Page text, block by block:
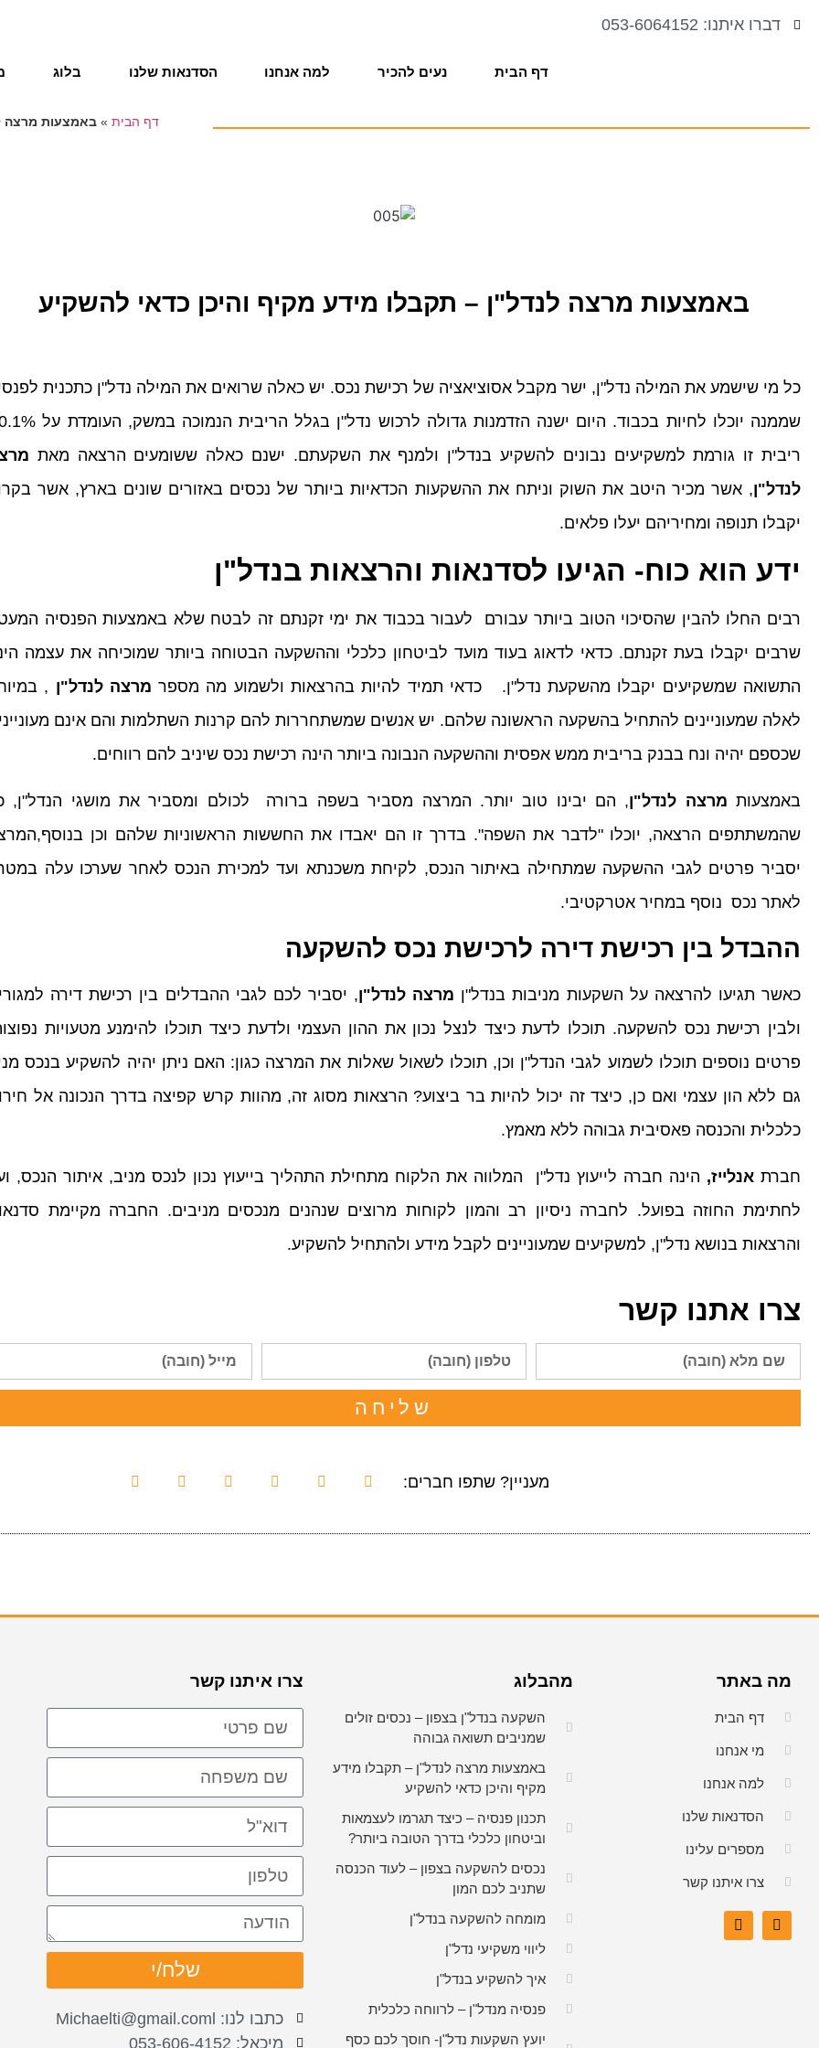
דברו איתנו: 053-6064152
דף הבית נעים להכיר למה אנחנו הסדנאות שלנו בלוג
דף הבית» באמצעות מרצה
באמצעות מרצה לנדל"ן – תקבלו מידע מקיף והיכן כדאי להשקיע
כל מי שישמע את המילה נדל"ן, ישר מקבל אסוציאציה של רכישת נכס. יש כאלה שרואים את המילה נדל"ן כתכנית
ריבית זו גורמת למשקיעים נבונים להשקיע בנדל"ן ולמנף את השקעתם. ישנם כאלה ששומעים הרצאה מאת
לנדל"ן, אשר מכיר היטב את השוק וניתח את ההשקעות הכדאיות ביותר של נכסים באזורים שונים בארץ, אשר
יקבלו תנופה ומחיריהם יעלו פלאים.
ידע הוא כוח- הגיעו לסדנאות והרצאות בנדל"ן
רבים החלו להבין שהסיכוי הטוב ביותר עבורם לעבור בכבוד את ימי זקנתם זה לבטח שלא באמצעות הפנסיה
שרבים יקבלו בעת זקנתם. כדאי לדאוג בעוד מועד לביטחון כלכלי וההשקעה הבטוחה ביותר שמוכיחה את עצמה
התשואה שמשקיעים יקבלו מהשקעת נדל"ן. כדאי תמיד להיות בהרצאות ולשמוע מה מספר מרצה לנדל"ן ,
לאלה שמעוניינים להתחיל בהשקעה הראשונה שלהם. יש אנשים שמשתחררות להם קרנות השתלמות והם אינם
שכספם יהיה ונח בבנק בריבית ממש אפסית וההשקעה הנבונה ביותר הינה רכישת נכס שיניב להם רווחים.
באמצעות מרצה לנדל"ן, הם יבינו טוב יותר. המרצה מסביר בשפה ברורה לכולם ומסביר את מושגי הנדל"ן,
שהמשתתפים הרצאה, יוכלו "לדבר את השפה". בדרך זו הם יאבדו את החששות הראשוניות שלהם וכן
יסביר פרטים לגבי ההשקעה שמתחילה באיתור הנכס, לקיחת משכנתא ועד למכירת הנכס לאחר שערכו עלה
לאתר נכס נוסף במחיר אטרקטיבי.
ההבדל בין רכישת דירה לרכישת נכס להשקעה
כאשר תגיעו להרצאה על השקעות מניבות בנדל"ן מרצה לנדל"ן, יסביר לכם לגבי ההבדלים בין רכישת דירה
ולבין רכישת נכס להשקעה. תוכלו לדעת כיצד לנצל נכון את ההון העצמי ולדעת כיצד תוכלו להימנע מטעויות
פרטים נוספים תוכלו לשמוע לגבי הנדל"ן וכן, תוכלו לשאול שאלות את המרצה כגון: האם ניתן יהיה להשקיע בנכס
גם ללא הון עצמי ואם כן, כיצד זה יכול להיות בר ביצוע? הרצאות מסוג זה, מהוות קרש קפיצה בדרך הנכונה אל
כלכלית והכנסה פאסיבית גבוהה ללא מאמץ.
חברת אנלייז, הינה חברה לייעוץ נדל"ן
המלווה את הלקוח מתחילת התהליך בייעוץ נכון לנכס מניב, איתור הנכס,
לחתימת החוזה בפועל. לחברה ניסיון רב והמון לקוחות מרוצים שנהנים מנכסים מניבים. החברה מקיימת
והרצאות בנושא נדל"ן, למשקיעים שמעוניינים לקבל מידע ולהתחיל להשקיע.
צרו אתנו קשר
שליחה
מעניין? שתפו חברים:
מה באתר
דף הבית
מי אנחנו
למה אנחנו
הסדנאות שלנו
מספרים עלינו
צרו איתנו קשר
מהבלוג
השקעה בנדל"ן בצפון – נכסים זולים
שמניבים תשואה גבוהה
באמצעות מרצה לנדל"ן – תקבלו מידע
מקיף והיכן כדאי להשקיע
תכנון פנסיה – כיצד תגרמו לעצמאות
וביטחון כלכלי בדרך הטובה ביותר?
נכסים להשקעה בצפון – לעוד הכנסה
שתניב לכם המון
מומחה להשקעה בנדל"ן
ליווי משקיעי נדל"ן
איך להשקיע בנדל"ן
פנסיה מנדל"ן – לרווחה כלכלית
יועץ השקעות נדל"ן- חוסך לכם כסף
צרו איתנו קשר
שלח/י
כתבו לנו: Michaelti@gmail.coml
מיכאל: 053-606-4152